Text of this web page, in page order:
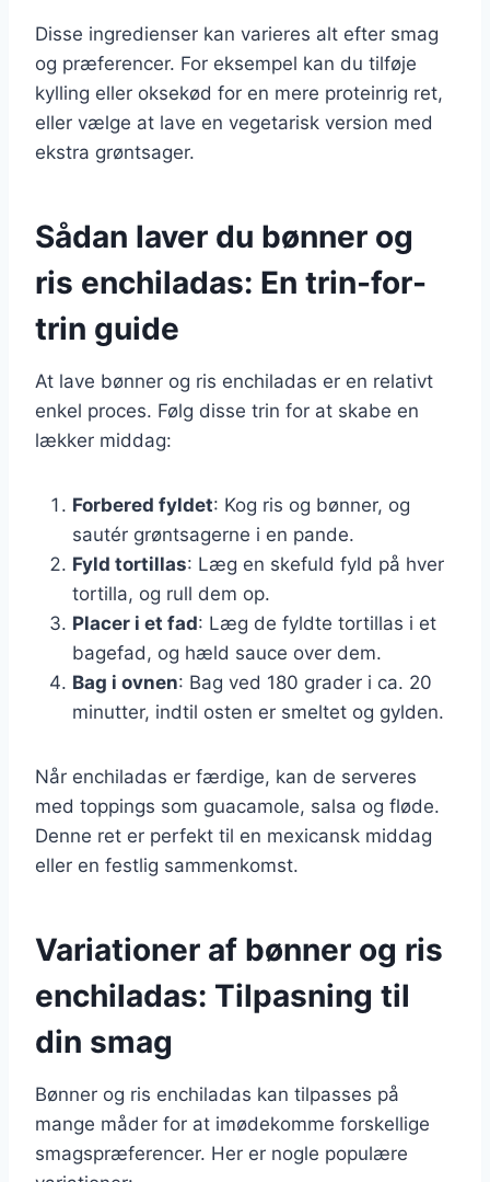
Disse ingredienser kan varieres alt efter smag
og præferencer. For eksempel kan du tilføje
kylling eller oksekød for en mere proteinrig ret,
eller vælge at lave en vegetarisk version med
ekstra grøntsager.
Sådan laver du bønner og
ris enchiladas: En trin-for-
trin guide
At lave bønner og ris enchiladas er en relativt
enkel proces. Følg disse trin for at skabe en
lækker middag:
Forbered fyldet: Kog ris og bønner, og
sautér grøntsagerne i en pande.
Fyld tortillas: Læg en skefuld fyld på hver
tortilla, og rull dem op.
Placer i et fad: Læg de fyldte tortillas i et
bagefad, og hæld sauce over dem.
Bag i ovnen: Bag ved 180 grader i ca. 20
minutter, indtil osten er smeltet og gylden.
Når enchiladas er færdige, kan de serveres
med toppings som guacamole, salsa og fløde.
Denne ret er perfekt til en mexicansk middag
eller en festlig sammenkomst.
Variationer af bønner og ris
enchiladas: Tilpasning til
din smag
Bønner og ris enchiladas kan tilpasses på
mange måder for at imødekomme forskellige
smagspræferencer. Her er nogle populære